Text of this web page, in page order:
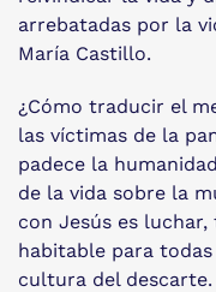
arrebatadas por la
María Castillo.
¿Cómo traducir el
las víctimas de la
padece la
de la vida sobre la
con Jesús es
habitable para
cultura del descarte.